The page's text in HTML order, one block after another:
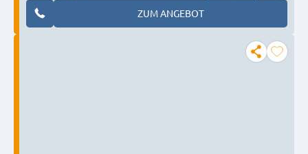
ZUM ANGEBOT